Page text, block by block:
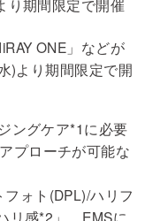
ングケア*1に必要
プローチが可能な
ォト(DPL)/ハリフ
リ感*2」、EMSに